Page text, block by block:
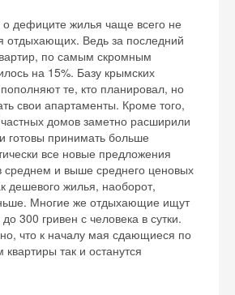
дефиците жилья чаще всего не
Ведь за последний
по самым скромным
на 15%. Базу крымских
те, кто планировал, но
свои апартаменты. Кроме того,
домов заметно расширили
готовы принимать больше
все новые предложения
среднем и выше среднего ценовых
дешевого жилья, наоборот,
Многие же отдыхающие ищут
300 гривен с человека в сутки.
что к началу мая сдающиеся по
так и останутся